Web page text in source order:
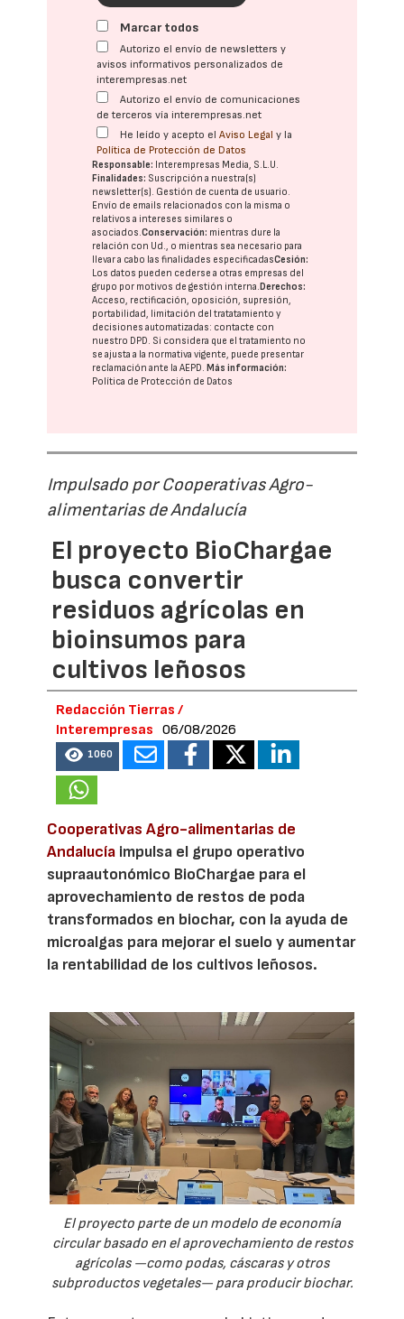
Marcar todos
Autorizo el envío de newsletters y
avisos informativos personalizados de
interempresas.net
Autorizo el envío de comunicaciones
de terceros vía interempresas.net
He leído y acepto elAviso Legal y la
Política de Protección de Datos
Responsable: Interempresas Media, S.L.U.
Finalidades: Suscripción a nuestra(s)
newsletter(s). Gestión de cuenta de usuario.
Envío de emails relacionados con la misma o
relativos a intereses similares o
asociados.Conservación: mientras dure la
relación con Ud., o mientras sea necesario para
llevar a cabo las finalidades especificadasCesión:
Los datos pueden cederse a otras empresas del
grupo por motivos de gestión interna. Derechos:
Acceso, rectificación, oposición, supresión,
portabilidad, limitación del tratatamiento y
decisiones automatizadas: contacte con
nuestro DPD. Si considera que el tratamiento no
se ajusta a la normativa vigente, puede presentar
reclamación ante laAEPD. Más información:
Política de Protección de Datos
Impulsado por Cooperativas Agro-
alimentarias de Andalucía
El proyecto BioChargae
busca convertir
residuos agrícolas en
bioinsumos para
cultivos leñosos
Redacción Tierras /
Interempresas
06/08/2026
1060
Cooperativas Agro-alimentarias de
Andalucía impulsa el grupo operativo
supraautonómico BioChargae para el
aprovechamiento de restos de poda
transformados en biochar, con la ayuda de
microalgas para mejorar el suelo y aumentar
la rentabilidad de los cultivos leñosos.
El proyecto parte de un modelo de economía
circular basado en el aprovechamiento de restos
agrícolas —como podas, cáscaras y otros
subproductos vegetales— para producir biochar.